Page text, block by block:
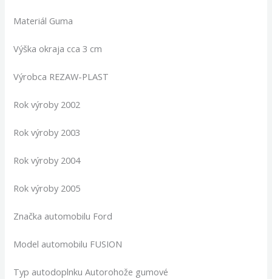
Materiál Guma
Výška okraja cca 3 cm
Výrobca REZAW-PLAST
Rok výroby 2002
Rok výroby 2003
Rok výroby 2004
Rok výroby 2005
Značka automobilu Ford
Model automobilu FUSION
Typ autodoplnku Autorohože gumové